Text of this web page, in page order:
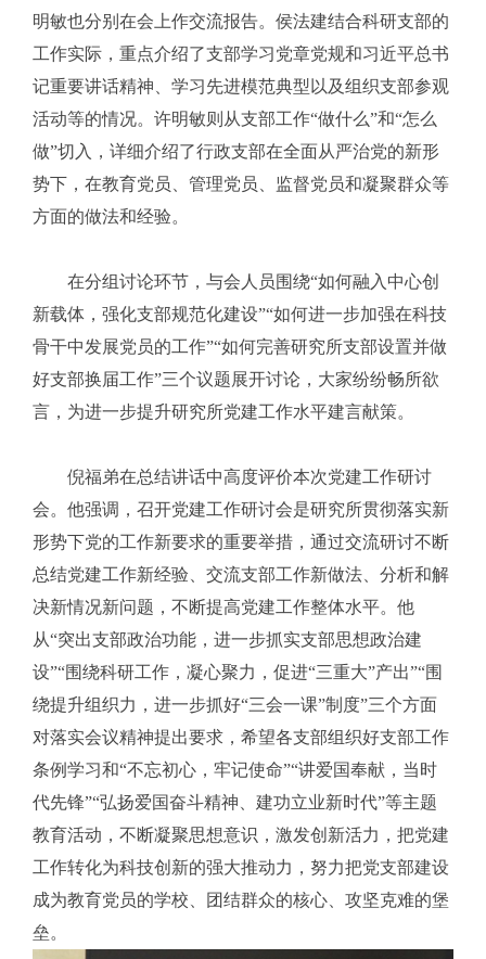
明敏也分别在会上作交流报告。侯法建结合科研支部的
工作实际，重点介绍了支部学习党章党规和习近平总书
记重要讲话精神、学习先进模范典型以及组织支部参观
活动等的情况。许明敏则从支部工作“做什么”和“怎么
做”切入，详细介绍了行政支部在全面从严治党的新形
势下，在教育党员、管理党员、监督党员和凝聚群众等
方面的做法和经验。
在分组讨论环节，与会人员围绕“如何融入中心创
新载体，强化支部规范化建设”“如何进一步加强在科技
骨干中发展党员的工作”“如何完善研究所支部设置并做
好支部换届工作”三个议题展开讨论，大家纷纷畅所欲
言，为进一步提升研究所党建工作水平建言献策。
倪福弟在总结讲话中高度评价本次党建工作研讨
会。他强调，召开党建工作研讨会是研究所贯彻落实新
形势下党的工作新要求的重要举措，通过交流研讨不断
总结党建工作新经验、交流支部工作新做法、分析和解
决新情况新问题，不断提高党建工作整体水平。他
从“突出支部政治功能，进一步抓实支部思想政治建
设”“围绕科研工作，凝心聚力，促进“三重大”产出”“围
绕提升组织力，进一步抓好“三会一课”制度”三个方面
对落实会议精神提出要求，希望各支部组织好支部工作
条例学习和“不忘初心，牢记使命”“讲爱国奉献，当时
代先锋”“弘扬爱国奋斗精神、建功立业新时代”等主题
教育活动，不断凝聚思想意识，激发创新活力，把党建
工作转化为科技创新的强大推动力，努力把党支部建设
成为教育党员的学校、团结群众的核心、攻坚克难的堡
垒。